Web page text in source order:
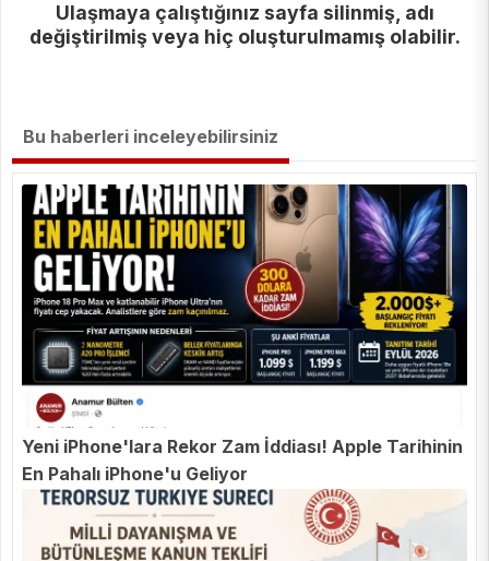
Ulaşmaya çalıştığınız sayfa silinmiş, adı
değiştirilmiş veya hiç oluşturulmamış olabilir.
Bu haberleri inceleyebilirsiniz
Yeni iPhone'lara Rekor Zam İddiası! Apple Tarihinin
En Pahalı iPhone'u Geliyor